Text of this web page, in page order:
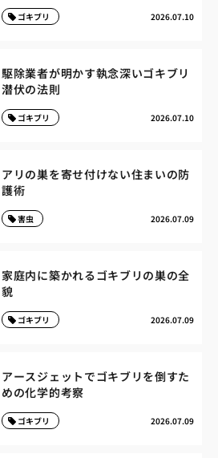
2026.07.10
ゴキブリ
駆除業者が明かす執念深いゴキブリ
潜伏の法則
2026.07.10
ゴキブリ
アリの巣を寄せ付けない住まいの防
護術
2026.07.09
害虫
家庭内に築かれるゴキブリの巣の全
貌
2026.07.09
ゴキブリ
アースジェットでゴキブリを倒すた
めの化学的考察
2026.07.09
ゴキブリ